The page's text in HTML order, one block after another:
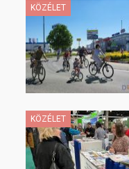
KÖZÉLET
KÖZÉLET